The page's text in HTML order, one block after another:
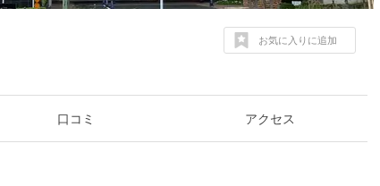
お気に入りに追加
口コミ アクセス